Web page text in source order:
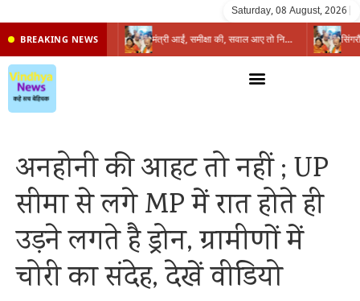
Saturday, 08 August, 2026
BREAKING NEWS
प्रभारी मंत्री के निशाने पर नगर निगम,अफसरों को 10 दिन का अल्टीमेटम,नहीं होगी कार्रवाई, महापौर-आयुक्त के बीच सौहार्दहीनता पर मंत्री ने उठाए सवाल मंत्री आईं, समीक्षा की, सवाल आए तो निकल गईं – खाली जयंत चौंकीं पर नहीं दिया जवाब
अनहोनी की आहट तो नहीं ; UP
सीमा से लगे MP में रात होते ही
उड़ने लगते है ड्रोन, ग्रामीणों में
चोरी का संदेह, देखें वीडियो